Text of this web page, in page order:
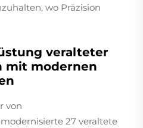
wo Präzision
veralteter
mit modernen
von
27 veraltete